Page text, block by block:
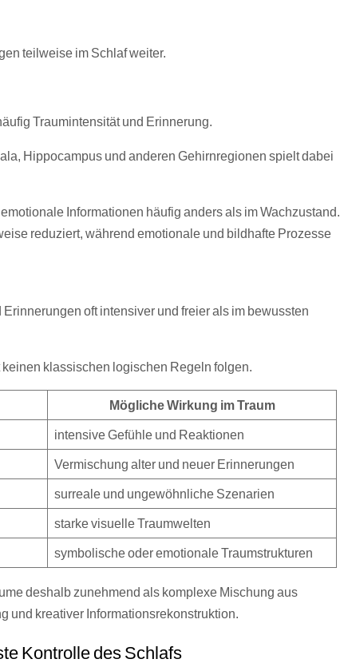
teilweise im Schlaf weiter.
Traumintensität und Erinnerung.
Hippocampus und anderen Gehirnregionen spielt dabei
Informationen häufig anders als im Wachzustand.
reduziert, während emotionale und bildhafte Prozesse
oft intensiver und freier als im bewussten
klassischen logischen Regeln folgen.
Mögliche Wirkung im Traum
intensive Gefühle und Reaktionen
Vermischung alter und neuer Erinnerungen
surreale und ungewöhnliche Szenarien
starke visuelle Traumwelten
symbolische oder emotionale Traumstrukturen
deshalb zunehmend als komplexe Mischung aus
und kreativer Informationsrekonstruktion.
Kontrolle des Schlafs